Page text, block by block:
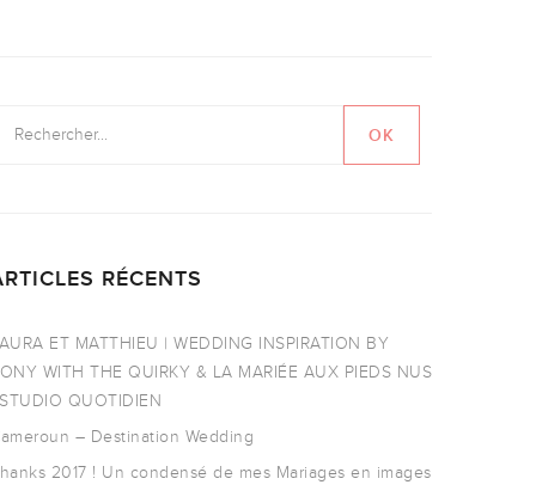
RÉCENTS
ET MATTHIEU | WEDDING INSPIRATION BY
WITH THE QUIRKY & LA MARIÉE AUX PIEDS NUS
QUOTIDIEN
– Destination Wedding
2017 ! Un condensé de mes Mariages en images